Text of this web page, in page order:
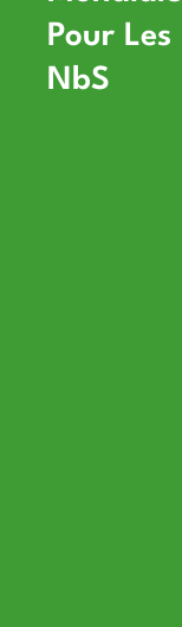
Pour Les
NbS